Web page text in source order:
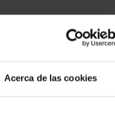
Acerca de las cookies